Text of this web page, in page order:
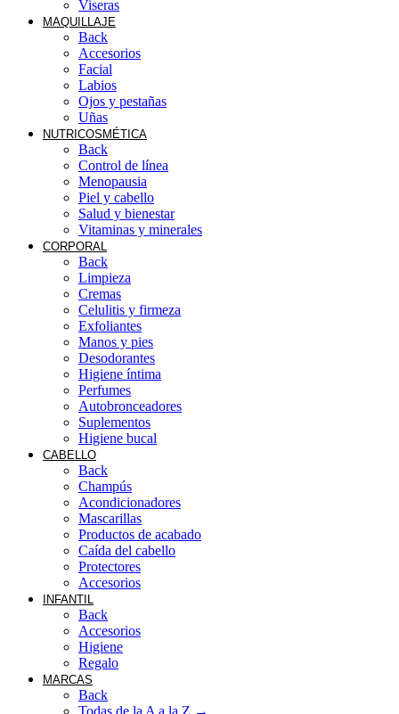
Viseras
MAQUILLAJE
Back
Accesorios
Facial
Labios
Ojos y pestañas
Uñas
NUTRICOSMÉTICA
Back
Control de línea
Menopausia
Piel y cabello
Salud y bienestar
Vitaminas y minerales
CORPORAL
Back
Limpieza
Cremas
Celulitis y firmeza
Exfoliantes
Manos y pies
Desodorantes
Higiene íntima
Perfumes
Autobronceadores
Suplementos
Higiene bucal
CABELLO
Back
Champús
Acondicionadores
Mascarillas
Productos de acabado
Caída del cabello
Protectores
Accesorios
INFANTIL
Back
Accesorios
Higiene
Regalo
MARCAS
Back
Todas de la A a la Z →